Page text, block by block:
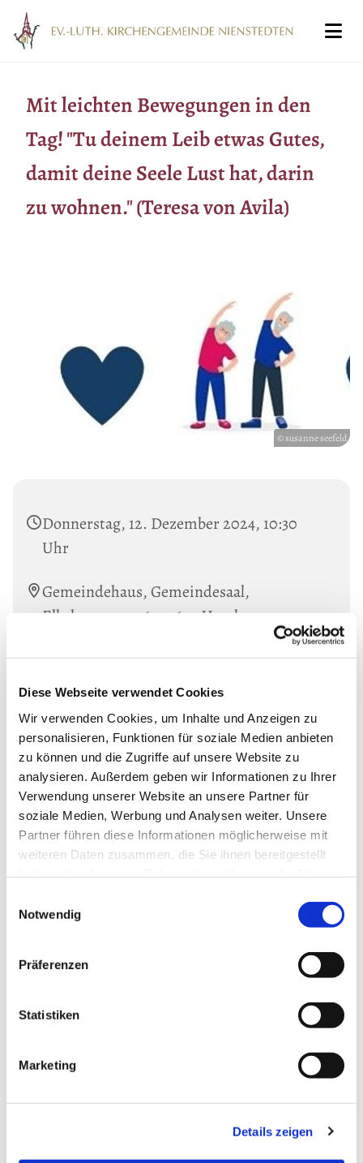
Diese Webseite verwendet Cookies
Wir verwenden Cookies, um Inhalte und Anzeigen zu
personalisieren, Funktionen für soziale Medien anbieten
zu können und die Zugriffe auf unsere Website zu
analysieren. Außerdem geben wir Informationen zu Ihrer
Verwendung unserer Website an unsere Partner für
soziale Medien, Werbung und Analysen weiter. Unsere
Partner führen diese Informationen möglicherweise mit
weiteren Daten zusammen, die Sie ihnen bereitgestellt
Notwendig
Präferenzen
Statistiken
Marketing
Details zeigen
Mit leichten Bewegungen in den
Tag! "Tu deinem Leib etwas Gutes,
damit deine Seele Lust hat, darin
zu wohnen." (Teresa von Avila)
© susanne seefeld
Donnerstag, 12. Dezember 2024, 10:30
Uhr
Gemeindehaus, Gemeindesaal,
Elbchaussee 406, 22609 Hamburg
Mit Aya Kaddoura und Susanne Seefeldt.
Informationen unter: Tel. 38019847
Dies könnte Sie auch interessieren